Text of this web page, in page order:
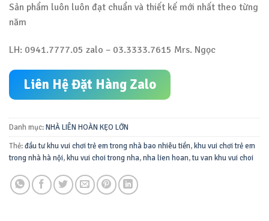
Sản phẩm luôn luôn đạt chuẩn và thiết kế mới nhất theo từng
năm
LH: 0941.7777.05 zalo – 03.3333.7615 Mrs. Ngọc
Liên Hệ Đặt Hàng Zalo
Danh mục:NHÀ LIÊN HOÀN KẸO LỚN
Thẻ:đầu tư khu vui chơi trẻ em trong nhà bao nhiêu tiền,khu vui chơi trẻ em
trong nhà hà nội,khu vui choi trong nha,nha lien hoan,tu van khu vui choi